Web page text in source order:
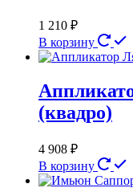
1 210 ₽
В корзину
(квадро)
4 908 ₽
В корзину